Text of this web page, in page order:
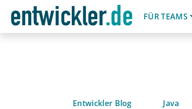
FÜR TEAMS
Entwickler Blog Java